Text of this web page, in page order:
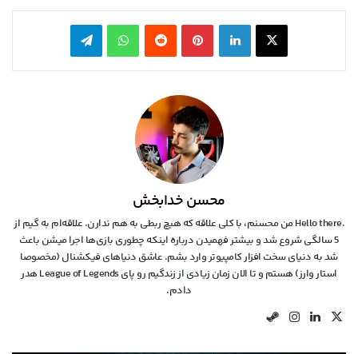
X لینکدین ‫پین‌ترست‫رددیت واتس آپ تلگرام
محسن خدابخش
.Hello there من محسنم، با کلی علاقه که هیچ ربطی به هم ندارن. علاقه‌ام به گیم از
5 سالگی شروع شد و بیشتر فهمیدن درباره اینکه چطوری بازی‌ها اجرا میشن باعث
شد به دنیای سخت افزار کامپیوتر وارد بشم. عاشق دنیاهای فیکشنال (مخصوصا
استار وارز) هستم و تا الان زمان زیادی از زندگیم رو پای League of Legends هدر
دادم.
X لینکدیناینستاگرام